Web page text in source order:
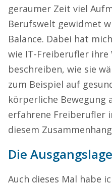
geraumer Zeit viel
Berufswelt gewidmet
Balance. Dabei hat
wie IT-Freiberufler ihre
beschreiben, wie sie
zum Beispiel auf
körperliche Bewegung
erfahrene Freiberufler
diesem
Die Ausgangslage
Auch dieses Mal habe